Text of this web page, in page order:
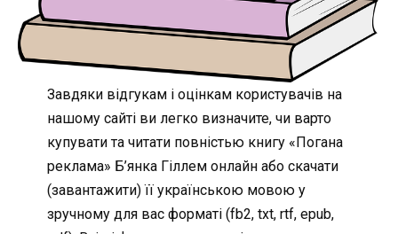
Завдяки відгукам і оцінкам користувачів на
нашому сайті ви легко визначите, чи варто
купувати та читати повністью книгу «Погана
реклама» Б’янка Гіллем онлайн або скачати
(завантажити) її українською мовою у
зручному для вас форматі (fb2, txt, rtf, epub,